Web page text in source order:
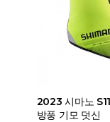
2023 시마노
방풍 기모 덧신